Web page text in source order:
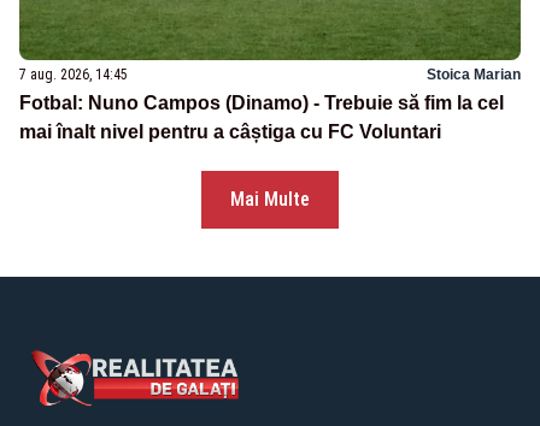
7 aug. 2026, 14:45 Stoica Marian
Fotbal: Nuno Campos (Dinamo) - Trebuie să fim la cel
mai înalt nivel pentru a câștiga cu FC Voluntari
Mai Multe